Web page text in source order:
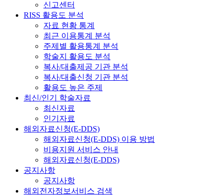
신고센터
RISS 활용도 분석
자료 현황 통계
최근 이용통계 분석
주제별 활용통계 분석
학술지 활용도 분석
복사/대출제공 기관 분석
복사/대출신청 기관 분석
활용도 높은 주제
최신/인기 학술자료
최신자료
인기자료
해외자료신청(E-DDS)
해외자료신청(E-DDS) 이용 방법
비용지원 서비스 안내
해외자료신청(E-DDS)
공지사항
공지사항
해외전자정보서비스 검색